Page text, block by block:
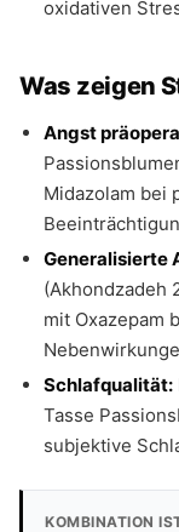
oxidativen
Was zeigen
Angst
Midazolam bei
Generalisierte
(Akhondzadeh
mit Oxazepam
Schlafqualität:
Tasse
subjektive
KOMBINATION